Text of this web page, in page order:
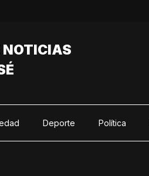
NOTICIAS
Deporte Política